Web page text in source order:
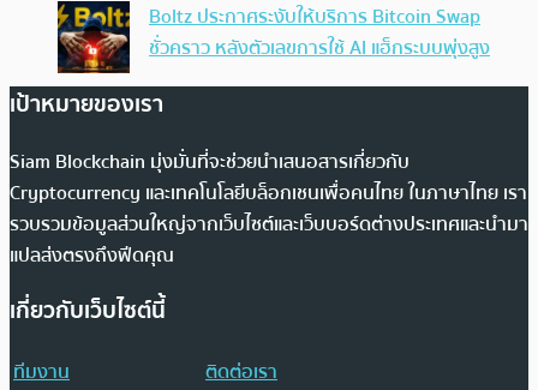
Boltz ประกาศระงับให้บริการ Bitcoin Swap
ชั่วคราว หลังตัวเลขการใช้ AI แฮ็กระบบพุ่งสูง
เป้าหมายของเรา
Siam Blockchain มุ่งมั่นที่จะช่วยนำเสนอสารเกี่ยวกับ
Cryptocurrency และเทคโนโลยีบล็อกเชนเพื่อคนไทย ในภาษาไทย เรา
รวบรวมข้อมูลส่วนใหญ่จากเว็บไซต์และเว็บบอร์ดต่างประเทศและนำมา
แปลส่งตรงถึงฟีดคุณ
เกี่ยวกับเว็บไซต์นี้
ทีมงาน
ติดต่อเรา